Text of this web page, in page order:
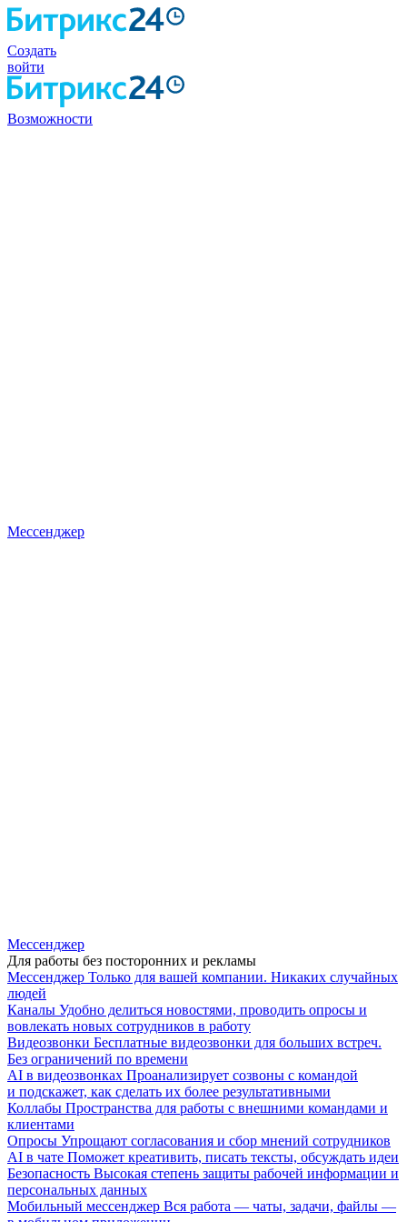
Создать
войти
Возможности
Мессенджер
Мессенджер
Для работы без посторонних и рекламы
Мессенджер Только для вашей компании. Никаких случайных
людей
Каналы Удобно делиться новостями, проводить опросы и
вовлекать новых сотрудников в работу
Видеозвонки Бесплатные видеозвонки для больших встреч.
Без ограничений по времени
AI в видеозвонках Проанализирует созвоны с командой
и подскажет, как сделать их более результативными
Коллабы Пространства для работы с внешними командами и
клиентами
Опросы Упрощают согласования и сбор мнений сотрудников
AI в чате Поможет креативить, писать тексты, обсуждать идеи
Безопасность Высокая степень защиты рабочей информации и
персональных данных
Мобильный мессенджер Вся работа — чаты, задачи, файлы —